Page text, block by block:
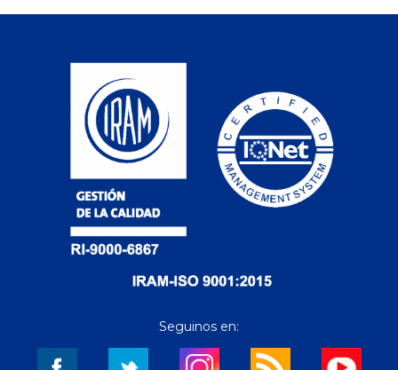
Seguinos en: